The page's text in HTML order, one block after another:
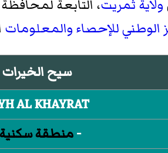
ولاية ثمريت، التابعة لمحافظة
الوطني للإحصاء والمعلومات
سيح الخيرات
AL KHAYRAT
-منطقة سكنية